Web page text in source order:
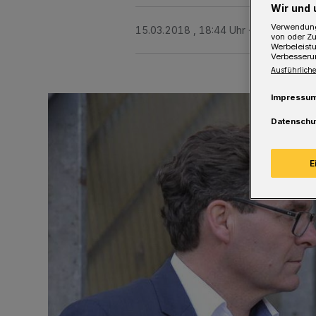
15.03.2018 , 18:44 Uhr Eine Minute
Wir und
von oder